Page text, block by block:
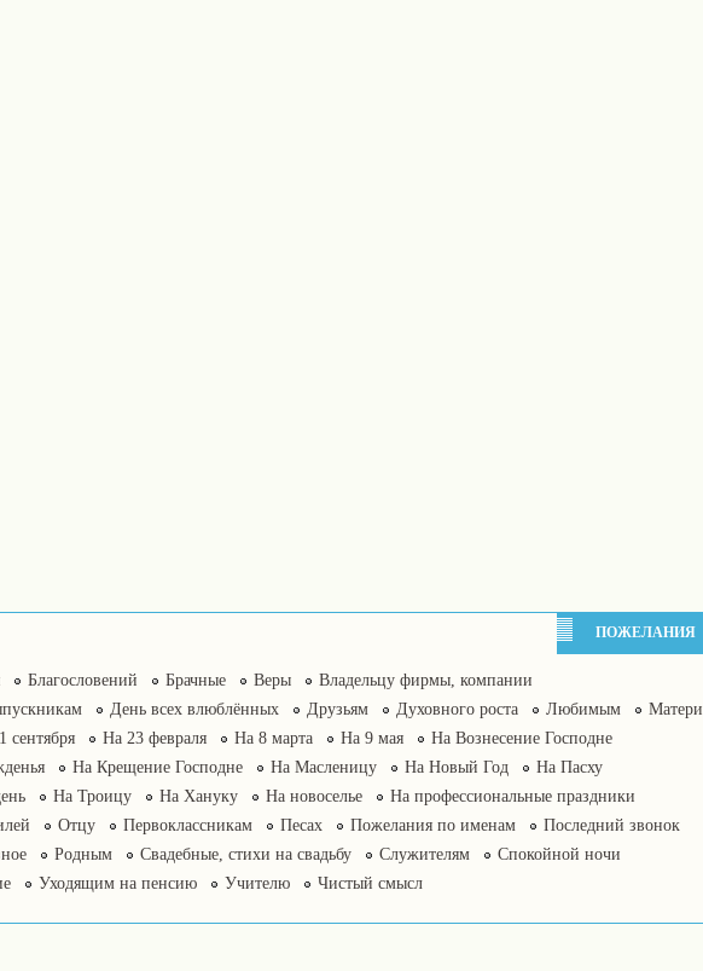
ПОЖЕЛАНИЯ
Благословений Брачные Веры
Владельцу фирмы, компании
День всех влюблённых Друзьям Духовного роста Любимым
Матери
сентября На 23 февраля На 8 марта На 9 мая
На Вознесение Господне
На Крещение Господне На Масленицу На Новый Год
На Пасху
На Троицу На Хануку На новоселье
На профессиональные праздники
Отцу Первоклассникам Песах Пожелания по именам
Последний звонок
Родным Свадебные, стихи на свадьбу Служителям
Спокойной ночи
Уходящим на пенсию Учителю Чистый смысл